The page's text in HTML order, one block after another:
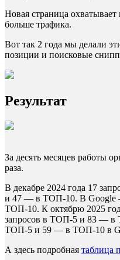
Новая страница
больше трафика.
Вот так 2 года мы делали
позиции и поисковые
Результат
За десять месяцев работы
раза.
В декабре 2024 года 17
и 47 — в ТОП-10. В Google
ТОП-10. К октябрю 2025
запросов в ТОП-5 и 83 — в
ТОП-5 и 59 — в ТОП-10 в
А здесь подробная таблица